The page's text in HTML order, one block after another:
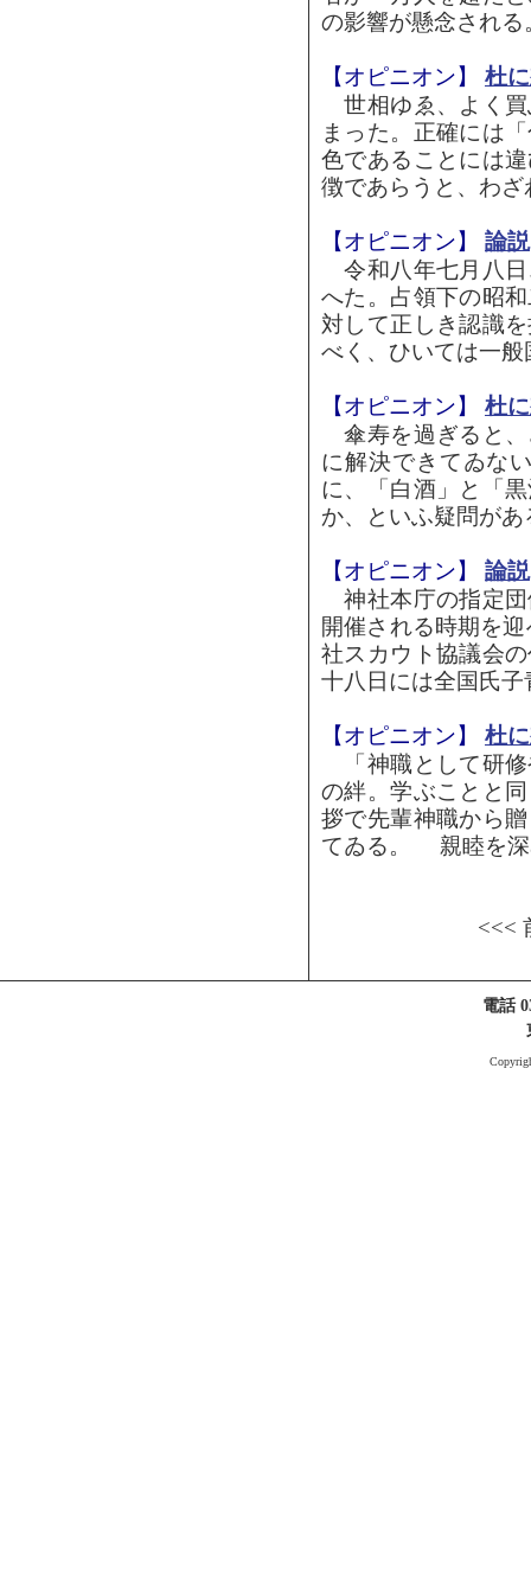
の影響が懸念され
【オピニオン】 杜
世相ゆゑ、よく買
まった。正確には
色であることには
徴であらうと、わ
【オピニオン】 論説
令和八年七月八日
へた。占領下の昭
対して正しき認識
べく、ひいては一
【オピニオン】 杜
傘寿を過ぎると、
に解決できてゐな
に、「白酒」と「
か、といふ疑問が
【オピニオン】 論説
神社本庁の指定団
開催される時期を
社スカウト協議会
十八日には全国氏
【オピニオン】 杜
「神職として研修
の絆。学ぶことと
拶で先輩神職から
てゐる。 親睦を深
<<<
電話